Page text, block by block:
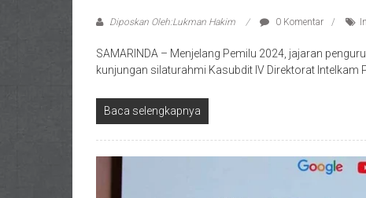
Diposkan Oleh:Lukman Hakim 0 Komentar
SAMARINDA – Menjelang Pemilu 2024, jajaran
kunjungan silaturahmi Kasubdit IV Direktorat Intelkam
Baca selengkapnya